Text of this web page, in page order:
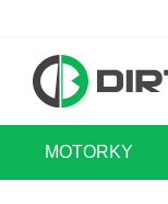
MOTORKY